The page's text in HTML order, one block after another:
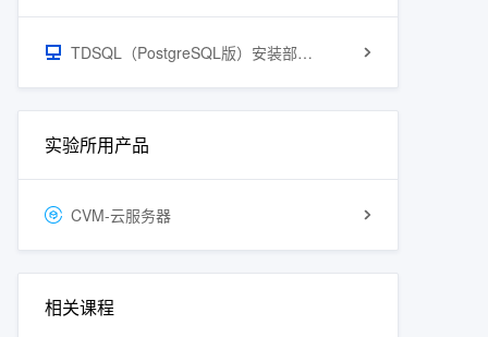
TDSQL（PostgreSQL版）安装部署实验
实验所用产品
CVM-云服务器
相关课程